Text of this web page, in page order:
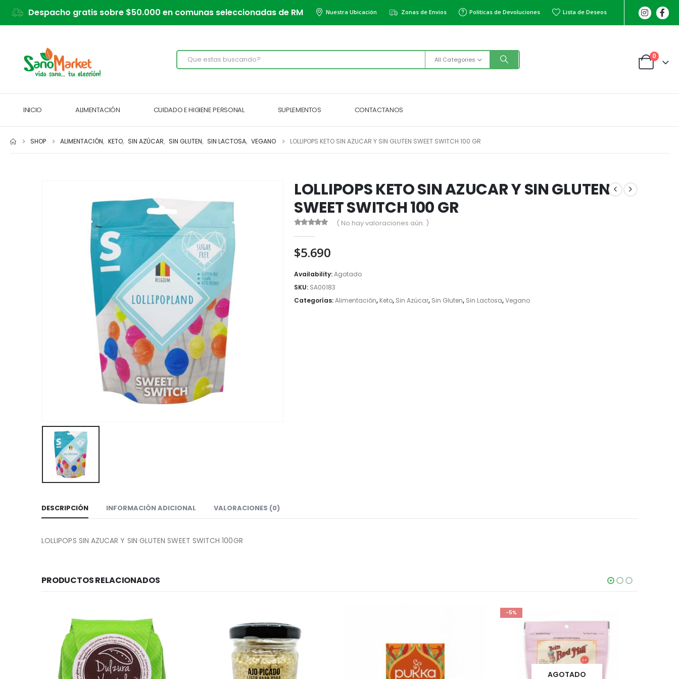
Despacho gratis sobre $50.000 en comunas seleccionadas de RM Nuestra Ubicación Zonas de Envios Politicas de Devoluciones Lista de Deseos
All Categories 0
INICIO ALIMENTACIÓN CUIDADO E HIGIENE PERSONAL SUPLEMENTOS CONTACTANOS
SHOP ALIMENTACIÓN, KETO, SIN AZÚCAR, SIN GLUTEN, SIN LACTOSA, VEGANO LOLLIPOPS KETO SIN AZUCAR Y SIN GLUTEN SWEET SWITCH 100 GR
LOLLIPOPS KETO SIN AZUCAR Y SIN GLUTEN
SWEET SWITCH 100 GR
( No hay valoraciones aún. )
$5.690
Availability:Agotado
SKU: SA00183
Categorías:Alimentación, Keto, Sin Azúcar, Sin Gluten, Sin Lactosa,Vegano
DESCRIPCIÓN INFORMACIÓN ADICIONAL VALORACIONES (0)
LOLLIPOPS SIN AZUCAR Y SIN GLUTEN SWEET SWITCH 100GR
PRODUCTOS RELACIONADOS
-5%
AGOTADO